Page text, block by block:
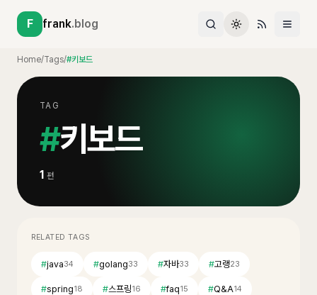
F frank.blog
Home/Tags/#키보드
TAG
#키보드
1 편
RELATED TAGS
#java34 #golang33 #자바33 #고랭23
#spring18 #스프링16 #faq15 #Q&A14